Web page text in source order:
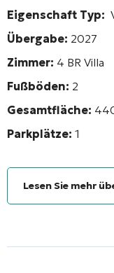
Eigenschaft Typ:
Übergabe: 2027
Zimmer: 4 BR Villa
Fußböden: 2
Gesamtfläche:
Parkplätze: 1
Lesen Sie mehr